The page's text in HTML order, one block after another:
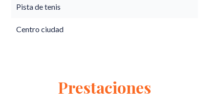
Pista de tenis
Centro ciudad
Prestaciones